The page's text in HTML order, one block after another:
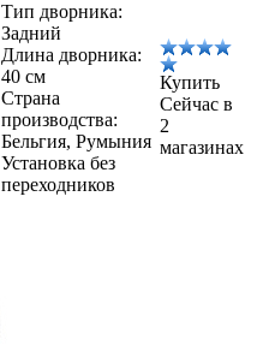
Тип дворника:
Задний
Длина дворника:
40 см
Страна
производства:
Бельгия, Румыния
Установка без
переходников
Купить
Сейчас в
2
магазинах